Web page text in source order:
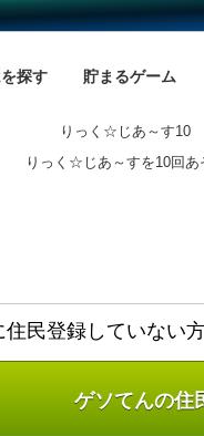
探す 貯まるゲーム
りっく☆じあ～す10
りっく☆じあ～すを10回あ
住民登録していない
ゲソてんの住